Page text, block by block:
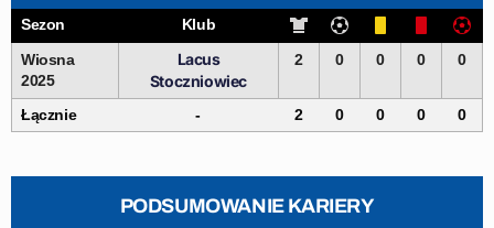
Sezon
Klub
Wiosna
2025
Lacus
Stoczniowiec
2 0 0 0 0
Łącznie - 2 0 0 0 0
PODSUMOWANIE KARIERY